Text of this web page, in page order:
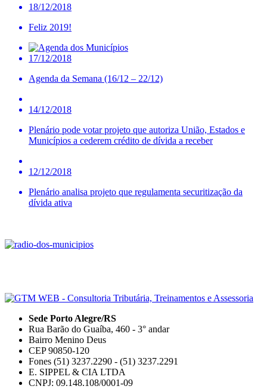
18/12/2018
Feliz 2019!
17/12/2018
Agenda da Semana (16/12 – 22/12)
14/12/2018
Plenário pode votar projeto que autoriza União, Estados e
Municípios a cederem crédito de dívida a receber
12/12/2018
Plenário analisa projeto que regulamenta securitização da
dívida ativa
Sede Porto Alegre/RS
Rua Barão do Guaíba, 460 - 3° andar
Bairro Menino Deus
CEP 90850-120
Fones (51) 3237.2290 - (51) 3237.2291
E. SIPPEL & CIA LTDA
CNPJ: 09.148.108/0001-09